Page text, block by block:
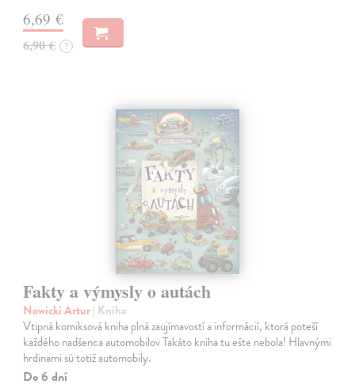
6,69 €
6,90 € ?
Fakty a výmysly o autách
Nowicki Artur| Kniha
Vtipná komiksová kniha plná zaujímavostí a informácií, ktorá poteší
každého nadšenca automobilov Takáto kniha tu ešte nebola! Hlavnými
hrdinami sú totiž automobily.
Do 6 dní